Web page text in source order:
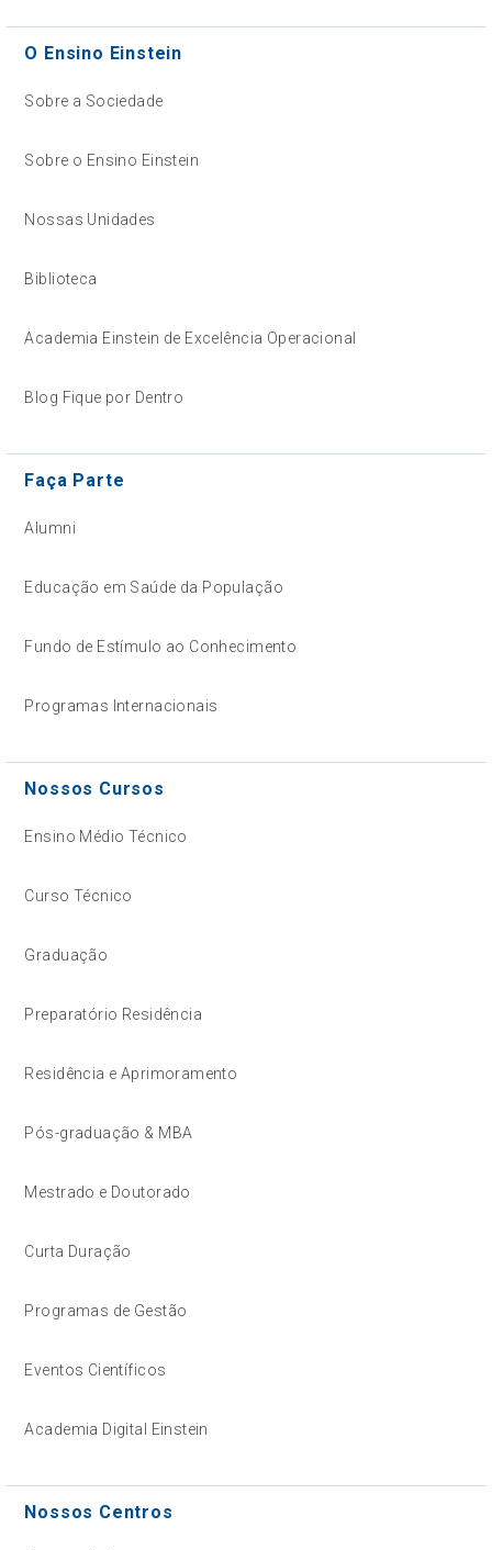
O Ensino Einstein
Sobre a Sociedade
Sobre o Ensino Einstein
Nossas Unidades
Biblioteca
Academia Einstein de Excelência Operacional
Blog Fique por Dentro
Faça Parte
Alumni
Educação em Saúde da População
Fundo de Estímulo ao Conhecimento
Programas Internacionais
Nossos Cursos
Ensino Médio Técnico
Curso Técnico
Graduação
Preparatório Residência
Residência e Aprimoramento
Pós-graduação & MBA
Mestrado e Doutorado
Curta Duração
Programas de Gestão
Eventos Científicos
Academia Digital Einstein
Nossos Centros